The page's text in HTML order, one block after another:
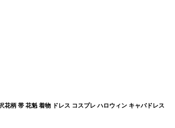
柄 帯 花魁 着物 ドレス コスプレ ハロウィン キャバドレス